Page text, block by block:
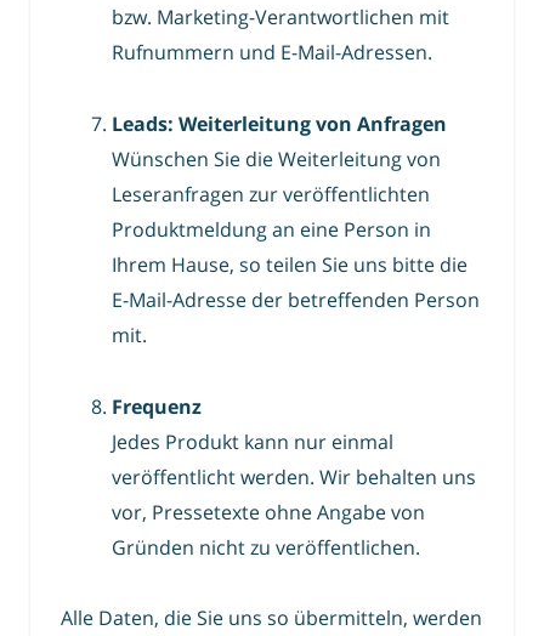
bzw. Marketing-Verantwortlichen mit
Rufnummern und E-Mail-Adressen.
Leads: Weiterleitung von Anfragen
Wünschen Sie die Weiterleitung von
Leseranfragen zur veröffentlichten
Produktmeldung an eine Person in
Ihrem Hause, so teilen Sie uns bitte die
E-Mail-Adresse der betreffenden Person
mit.
Frequenz
Jedes Produkt kann nur einmal
veröffentlicht werden. Wir behalten uns
vor, Pressetexte ohne Angabe von
Gründen nicht zu veröffentlichen.
Alle Daten, die Sie uns so übermitteln, werden